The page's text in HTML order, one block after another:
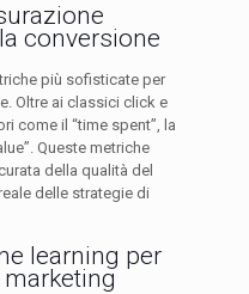
conversione
più sofisticate per
Oltre ai classici click e
come il “time spent”, la
Queste metriche
della qualità del
delle strategie di
learning per
marketing